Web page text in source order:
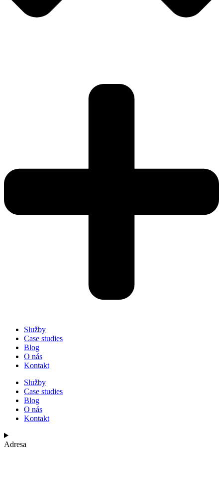
Služby
Case studies
Blog
O nás
Kontakt
Služby
Case studies
Blog
O nás
Kontakt
Adresa